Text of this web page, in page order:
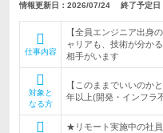
情報更新日：2026/07/24 終了予定
仕事内容
【全員エンジニア出身
ャリアも、技術が分か
相手がいます
対象と
なる方
【このままでいいのか
年以上(開発・インフ
★リモート実施中の社